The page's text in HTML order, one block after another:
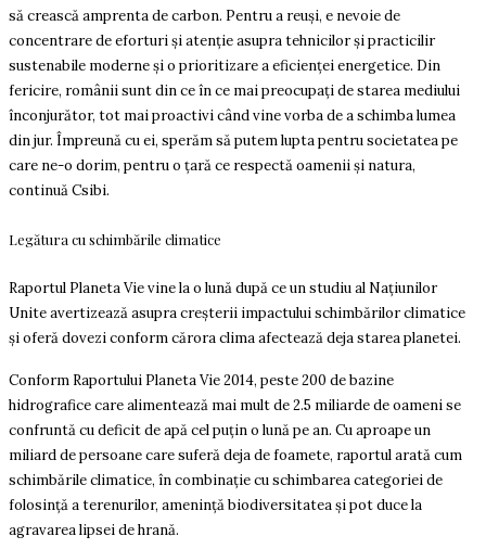
să crească amprenta de carbon. Pentru a reuși, e nevoie de
concentrare de eforturi și atenție asupra tehnicilor și practicilir
sustenabile moderne și o prioritizare a eficienței energetice. Din
fericire, românii sunt din ce în ce mai preocupați de starea mediului
înconjurător, tot mai proactivi când vine vorba de a schimba lumea
din jur. Împreună cu ei, sperăm să putem lupta pentru societatea pe
care ne-o dorim, pentru o țară ce respectă oamenii și natura,
continuă Csibi.
Legătura cu schimbările climatice
Raportul Planeta Vie vine la o lună după ce un studiu al Națiunilor
Unite avertizează asupra creșterii impactului schimbărilor climatice
și oferă dovezi conform cărora clima afectează deja starea planetei.
Conform Raportului Planeta Vie 2014, peste 200 de bazine
hidrografice care alimentează mai mult de 2.5 miliarde de oameni se
confruntă cu deficit de apă cel puțin o lună pe an. Cu aproape un
miliard de persoane care suferă deja de foamete, raportul arată cum
schimbările climatice, în combinație cu schimbarea categoriei de
folosință a terenurilor, amenință biodiversitatea și pot duce la
agravarea lipsei de hrană.